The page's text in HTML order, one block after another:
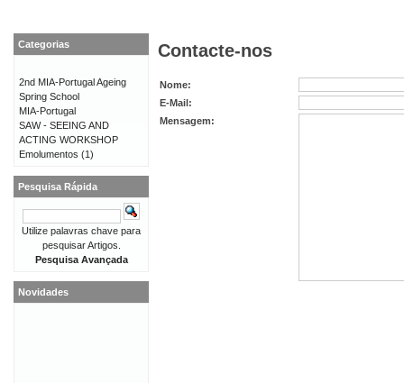
Contacte-nos
Nome:
E-Mail:
Mensagem:
Categorias
2nd MIA-Portugal Ageing
Spring School
MIA-Portugal
SAW - SEEING AND
ACTING WORKSHOP
Emolumentos (1)
Pesquisa Rápida
Utilize palavras chave para
pesquisar Artigos.
Pesquisa Avançada
Novidades